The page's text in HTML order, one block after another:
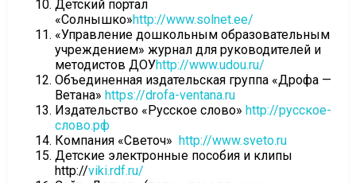
Детский портал
«Солнышко»http://www.solnet.ee/
«Управление дошкольным образовательным
учреждением» журнал для руководителей и
методистов ДОУhttp://www.udou.ru/
Объединенная издательская группа «Дрофа —
Ветана» https://drofa-ventana.ru
Издательство «Русское слово» http://русское-
слово.рф
Компания «Светоч» http://www.sveto.ru
Детские электронные пособия и клипы
http://viki.rdf.ru/